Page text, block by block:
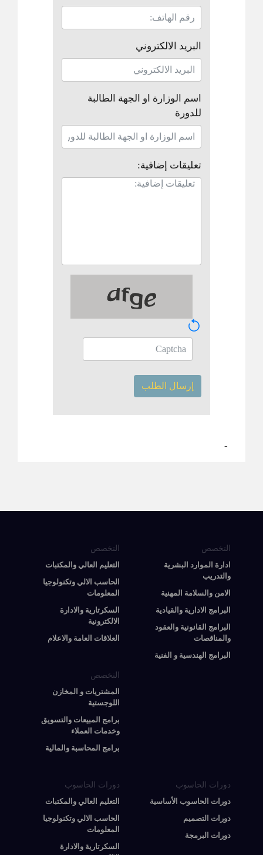
البريد الالكتروني
اسم الوزارة او الجهة الطالبة
للدورة
تعليقات إضافية:
إرسال الطلب
-
التخصص
ادارة الموارد البشرية
والتدريب
الامن والسلامة المهنية
البرامج الادارية والقيادية
البرامج القانونية والعقود
والمناقصات
البرامج الهندسية و الفنية
التخصص
التعليم العالي والمكتبات
الحاسب الالي وتكنولوجيا
المعلومات
السكرتارية والادارة
الالكترونية
العلاقات العامة والاعلام
التخصص
المشتريات و المخازن
اللوجستية
برامج المبيعات والتسويق
وخدمات العملاء
برامج المحاسبة والمالية
دورات الحاسوب
دورات الحاسوب الأساسية
دورات التصميم
دورات البرمجة
دورات الحاسوب
التعليم العالي والمكتبات
الحاسب الالي وتكنولوجيا
المعلومات
السكرتارية والادارة